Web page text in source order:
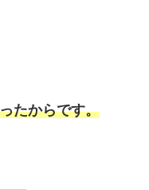
たからです。